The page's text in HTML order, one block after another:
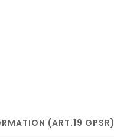
(ART.19 GPSR)